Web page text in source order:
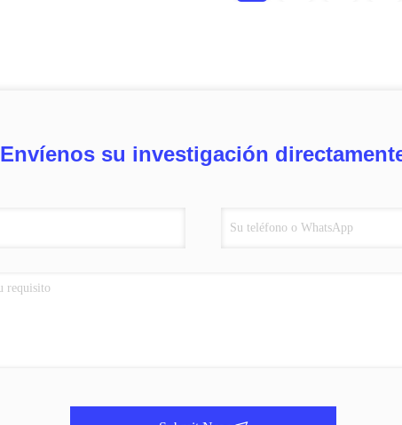
Envíenos su investigación